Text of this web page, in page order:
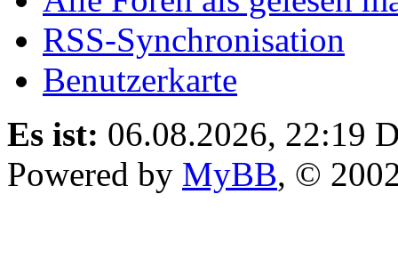
RSS-Synchronisation
Benutzerkarte
Es ist: 06.08.2026, 22:19
Powered by MyBB, ©